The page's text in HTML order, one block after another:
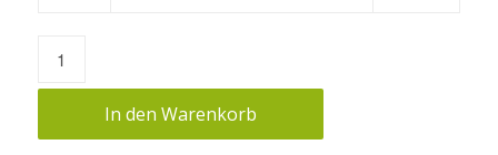
In den Warenkorb